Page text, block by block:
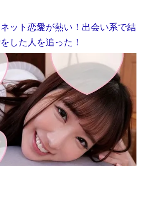
ネット恋愛が熱い！出会い系で結
した人を追った！